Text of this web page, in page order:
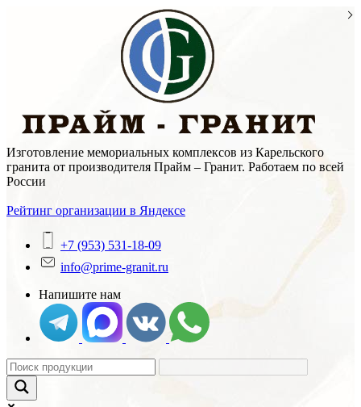
Изготовление мемориальных комплексов из Карельского
гранита от производителя Прайм – Гранит. Работаем по всей
России
Рейтинг организации в Яндексе
+7 (953) 531-18-09
info@prime-granit.ru
Напишите нам